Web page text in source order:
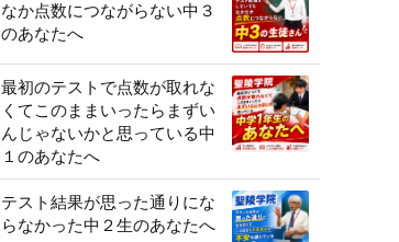
なか点数につながらない中３
のあなたへ
最初のテストで点数が取れな
くてこのままいったらまずい
んじゃないかと思っている中
１のあなたへ
テスト結果が思った通りにな
らなかった中２生のあなたへ